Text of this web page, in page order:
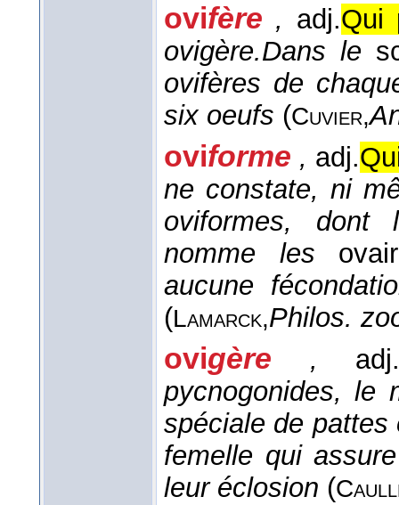
ovifère , adj.Qui
ovigère.Dans le
ovifères de
six oeufs (Cuvier,
oviforme , adj.
ne constate, ni
oviformes, dont
nomme les
aucune
(Lamarck,Philos.
ovigère ,
pycnogonides, le
spéciale de
femelle qui
leur éclosion (